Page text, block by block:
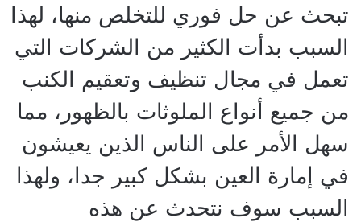
تبحث عن حل فوري للتخلص منها، لهذا
السبب بدأت الكثير من الشركات التي
تعمل في مجال تنظيف وتعقيم الكنب
من جميع أنواع الملوثات بالظهور، مما
سهل الأمر على الناس الذين يعيشون
في إمارة العين بشكل كبير جدا، ولهذا
السبب سوف نتحدث عن هذه